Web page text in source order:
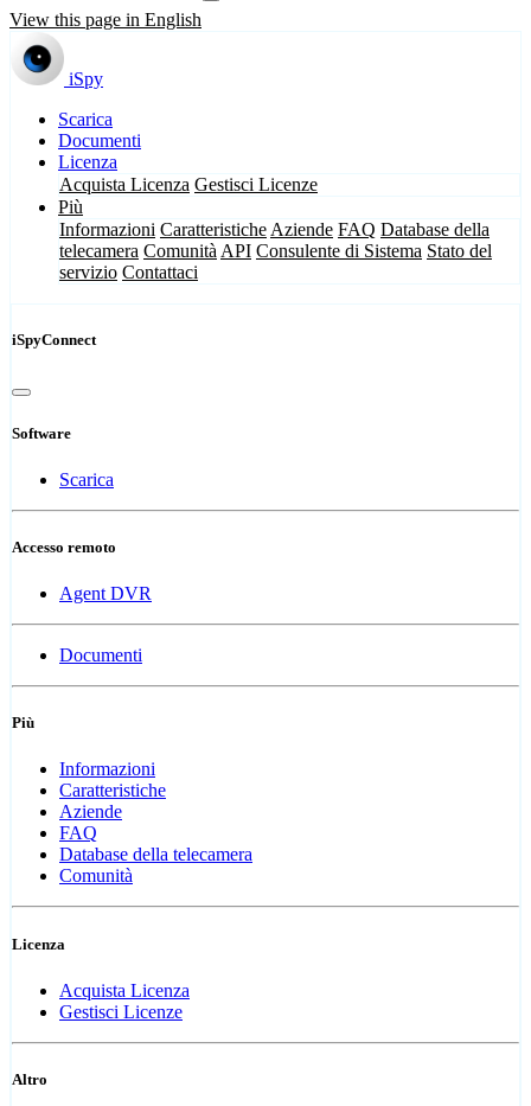
View this page in English
iSpy
Scarica
Documenti
Licenza
Acquista Licenza Gestisci Licenze
Più
Informazioni Caratteristiche Aziende FAQ Database della
telecamera Comunità API Consulente di Sistema Stato del
servizio Contattaci
iSpyConnect
Software
Scarica
Accesso remoto
Agent DVR
Documenti
Più
Informazioni
Caratteristiche
Aziende
FAQ
Database della telecamera
Comunità
Licenza
Acquista Licenza
Gestisci Licenze
Altro